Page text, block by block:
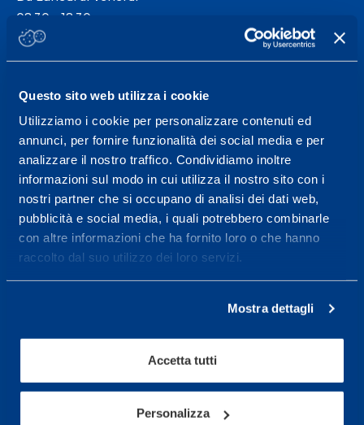
Questo sito web utilizza i cookie
Utilizziamo i cookie per personalizzare contenuti ed
annunci, per fornire funzionalità dei social media e per
analizzare il nostro traffico. Condividiamo inoltre
informazioni sul modo in cui utilizza il nostro sito con i
nostri partner che si occupano di analisi dei dati web,
pubblicità e social media, i quali potrebbero combinarle
con altre informazioni che ha fornito loro o che hanno
raccolto dal suo utilizzo dei loro servizi.
Mostra dettagli
Accetta tutti
Personalizza
08.30 - 18.30
Centro servizi per l'alta
prestazione ed il
wellness.
Maggiori informazioni
Servizi
Servizi Medici
Test di valutazione